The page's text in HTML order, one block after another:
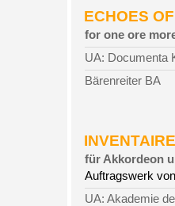
ECHOES
for one ore
UA: Documenta
Bärenreiter BA
für Akkordeon
Auftragswerk
UA: Akademie